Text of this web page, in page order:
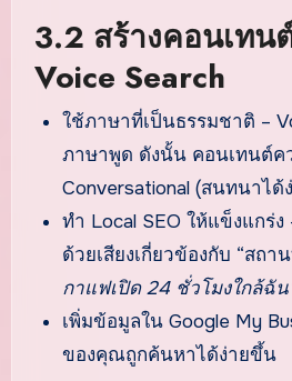
3.2 สร้างคอนเทน
Voice Search
ใช้ภาษาที่เป็นธรรมชาติ –
ภาษาพูด ดังนั้น คอนเทนต์ค
Conversational (สนทนาได้
ทำ Local SEO ให้แข็งแกร่
ด้วยเสียงเกี่ยวข้องกับ “สถา
กาแฟเปิด 24 ชั่วโมงใกล้ฉัน
เพิ่มข้อมูลใน Google My
ของคุณถูกค้นหาได้ง่ายขึ้น